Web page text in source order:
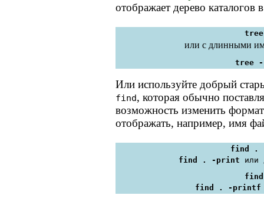
отображает дерево каталогов
tree
или с длинными
tree -
Или используйте добрый
find, которая обычно
возможность изменить
отображать, например, имя
find .
find . -print
find
find . -printf